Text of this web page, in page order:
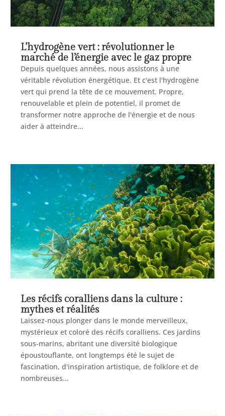
L’hydrogène vert : révolutionner le
marché de l’énergie avec le gaz propre
Depuis quelques années, nous assistons à une
véritable révolution énergétique. Et c'est l'hydrogène
vert qui prend la tête de ce mouvement. Propre,
renouvelable et plein de potentiel, il promet de
transformer notre approche de l'énergie et de nous
aider à atteindre...
Les récifs coralliens dans la culture :
mythes et réalités
Laissez-nous plonger dans le monde merveilleux,
mystérieux et coloré des récifs coralliens. Ces jardins
sous-marins, abritant une diversité biologique
époustouflante, ont longtemps été le sujet de
fascination, d'inspiration artistique, de folklore et de
nombreuses...